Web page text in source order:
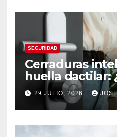
SEGURIDAD
Cerraduras
huella dactilar:
pena?
29 JULIO, 2026